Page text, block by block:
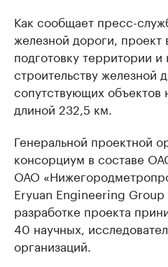
Как сообщает пресс-
железной дороги, проект
подготовку территории
строительству железной
сопутствующих объектов
длиной 232,5 км.
Генеральной проектной
консорциум в составе
ОАО
Eryuan Engineering
разработке проекта
40 научных,
организаций.